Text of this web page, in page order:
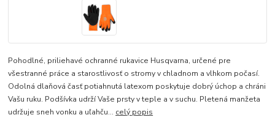
Pohodlné, priliehavé ochranné rukavice Husqvarna, určené pre
všestranné práce a starostlivosť o stromy v chladnom a vlhkom počasí.
Odolná dlaňová časť potiahnutá latexom poskytuje dobrý úchop a chráni
Vašu ruku. Podšívka udrží Vaše prsty v teple a v suchu. Pletená manžeta
udržuje sneh vonku a uľahču... celý popis